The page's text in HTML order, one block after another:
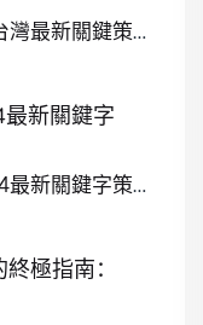
嘉義SEO服務有哪些？2024年台灣最新關鍵策略全解析
嘉義SEO縮寫秘訣大公開：2024最新關鍵字策略引爆流量